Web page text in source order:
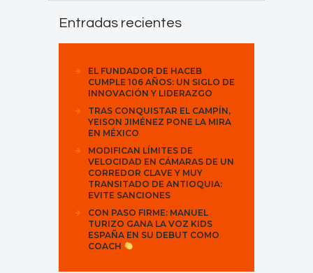
Entradas recientes
EL FUNDADOR DE HACEB
CUMPLE 106 AÑOS: UN SIGLO DE
INNOVACIÓN Y LIDERAZGO
TRAS CONQUISTAR EL CAMPÍN,
YEISON JIMÉNEZ PONE LA MIRA
EN MÉXICO
MODIFICAN LÍMITES DE
VELOCIDAD EN CÁMARAS DE UN
CORREDOR CLAVE Y MUY
TRANSITADO DE ANTIOQUIA:
EVITE SANCIONES
CON PASO FIRME: MANUEL
TURIZO GANA LA VOZ KIDS
ESPAÑA EN SU DEBUT COMO
COACH